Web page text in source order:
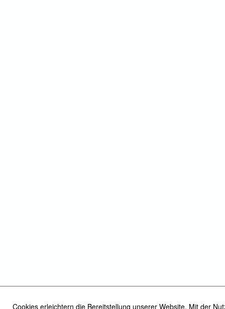
Cookies erleichtern die Bereitstellung unserer Website. Mit der